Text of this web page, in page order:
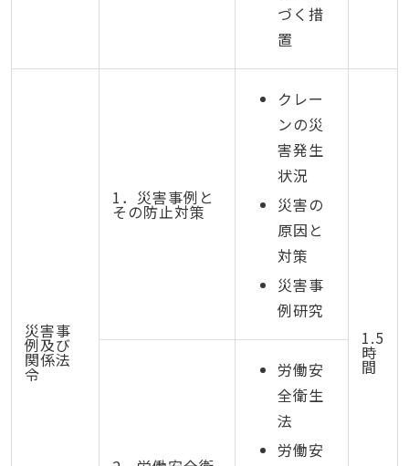
づく措
置
災害事
例及び
関係法
令
1．災害事例と
その防止対策
クレー
ンの災
害発生
状況
災害の
原因と
対策
災害事
例研究
1.5
時
間
労働安
全衛生
法
労働安